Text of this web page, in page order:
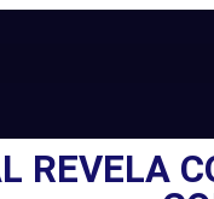
REVELA